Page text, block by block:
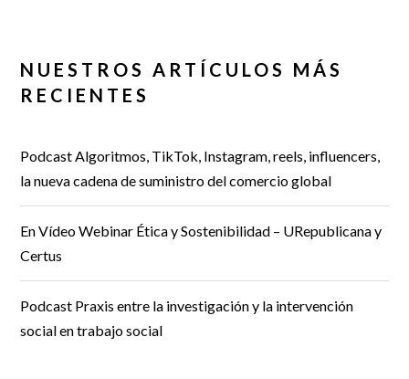
NUESTROS ARTÍCULOS MÁS
RECIENTES
Podcast Algoritmos, TikTok, Instagram, reels, influencers,
la nueva cadena de suministro del comercio global
En Vídeo Webinar Ética y Sostenibilidad – URepublicana y
Certus
Podcast Praxis entre la investigación y la intervención
social en trabajo social